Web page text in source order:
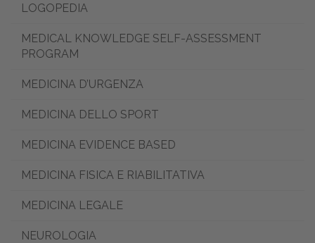
LOGOPEDIA
MEDICAL KNOWLEDGE SELF-ASSESSMENT
PROGRAM
MEDICINA D’URGENZA
MEDICINA DELLO SPORT
MEDICINA EVIDENCE BASED
MEDICINA FISICA E RIABILITATIVA
MEDICINA LEGALE
NEUROLOGIA